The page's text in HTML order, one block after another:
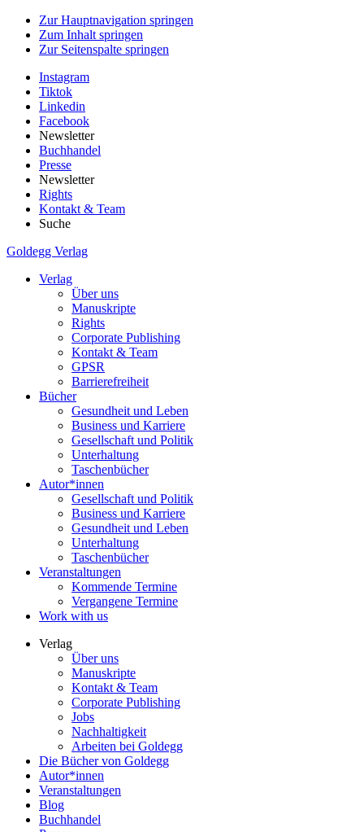
Zur Hauptnavigation springen
Zum Inhalt springen
Zur Seitenspalte springen
Instagram
Tiktok
Linkedin
Facebook
Newsletter
Buchhandel
Presse
Newsletter
Rights
Kontakt & Team
Suche
Goldegg Verlag
Verlag
Über uns
Manuskripte
Rights
Corporate Publishing
Kontakt & Team
GPSR
Barrierefreiheit
Bücher
Gesundheit und Leben
Business und Karriere
Gesellschaft und Politik
Unterhaltung
Taschenbücher
Autor*innen
Gesellschaft und Politik
Business und Karriere
Gesundheit und Leben
Unterhaltung
Taschenbücher
Veranstaltungen
Kommende Termine
Vergangene Termine
Work with us
Verlag
Über uns
Manuskripte
Kontakt & Team
Corporate Publishing
Jobs
Nachhaltigkeit
Arbeiten bei Goldegg
Die Bücher von Goldegg
Autor*innen
Veranstaltungen
Blog
Buchhandel